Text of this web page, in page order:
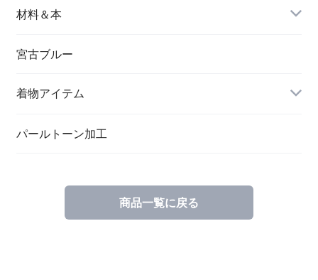
バングル＆ブレスレット
ペンダント
ブローチ
メッセージカード
一筆箋
バッグ
材料＆本
ハンドメイドキット
宮古ブルー
着物アイテム
パールトーン加工
商品一覧に戻る